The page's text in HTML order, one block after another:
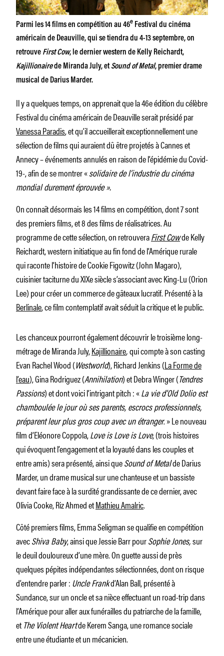
Parmi les 14 films en compétition au 46e Festival du cinéma
américain de Deauville, qui se tiendra du 4-13 septembre, on
retrouve First Cow, le dernier western de Kelly Reichardt,
Kajillionairede Miranda July, etSound of Metal, premier drame
musical de Darius Marder.
Il y a quelques temps, on apprenait que la 46e édition du célèbre
Festival du cinéma américain de Deauville serait présidé par
Vanessa Paradis, et qu’il accueillerait exceptionnellement une
sélection de films qui auraient dû être projetés à Cannes et
Annecy – événements annulés en raison de l’épidémie du Covid-
19-, afin de se montrer «solidaire de l’industrie du cinéma
mondial durement éprouvée ».
On connaît désormais les 14 films en compétition, dont 7 sont
des premiers films, et 8 des films de réalisatrices. Au
programme de cette sélection, on retrouveraFirst Cowde Kelly
Reichardt, western initiatique au fin fond de l’Amérique rurale
qui raconte l’histoire de Cookie Figowitz (John Magaro),
cuisinier taciturne du XIXe siècle s’associant avec King-Lu (Orion
Lee) pour créer un commerce de gâteaux lucratif. Présenté à la
Berlinale, ce film contemplatif avait séduit la critique et le public.
Les chanceux pourront également découvrir le troisième long-
métrage de Miranda July,Kajillionaire,qui compte à son casting
Evan Rachel Wood (Westworld), Richard Jenkins (La Forme de
l’eau), Gina Rodriguez (Annihilation) et Debra Winger (Tendres
Passions) et dont voici l’intrigant pitch : «La vie d’Old Dolio est
chamboulée le jour où ses parents, escrocs professionnels,
préparent leur plus gros coup avec un étranger. » Le nouveau
film d’Eléonore Coppola,Love is Love is Love, (trois histoires
qui évoquent l’engagement et la loyauté dans les couples et
entre amis) sera présenté, ainsi queSound of Metalde Darius
Marder, un drame musical sur une chanteuse et un bassiste
devant faire face à la surdité grandissante de ce dernier, avec
Olivia Cooke, Riz Ahmed etMathieu Amalric.
Côté premiers films, Emma Seligman se qualifie en compétition
avecShiva Baby, ainsi que Jessie Barr pourSophie Jones,sur
le deuil douloureux d’une mère. On guette aussi de près
quelques pépites indépendantes sélectionnées, dont on risque
d’entendre parler :Uncle Frankd’Alan Ball, présenté à
Sundance, sur un oncle et sa nièce effectuant un road-trip dans
l’Amérique pour aller aux funérailles du patriarche de la famille,
etThe Violent Heartde Kerem Sanga, une romance sociale
entre une étudiante et un mécanicien.